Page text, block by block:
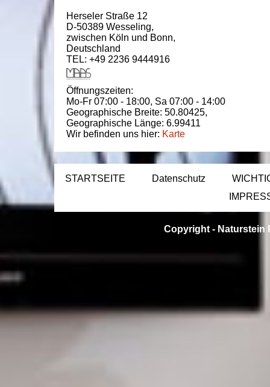
Herseler Straße 12
D-50389 Wesseling,
zwischen Köln und Bonn,
Deutschland
TEL: +49 2236 9444916
Öffnungszeiten:
Mo-Fr 07:00 - 18:00, Sa 07:00 - 14:00
Geographische Breite: 50.80425,
Geographische Länge: 6.99411
Wir befinden uns hier: Karte
STARTSEITE Datenschutz
Copyright - Naturstein